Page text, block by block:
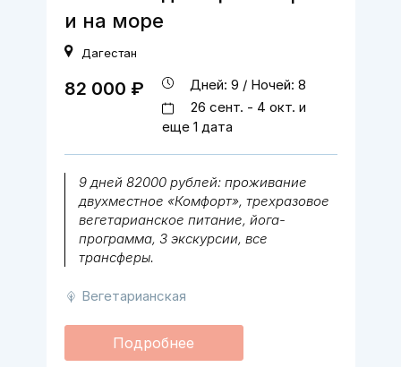
и на море
Дагестан
9 дней 82000 рублей: проживание
двухместное «Комфорт», трехразовое
вегетарианское питание, йога-
программа, 3 экскурсии, все
трансферы.
Вегетарианская
82 000 ₽
Дней: 9 / Ночей: 8
26 сент. - 4 окт. и
еще 1 дата
Подробнее